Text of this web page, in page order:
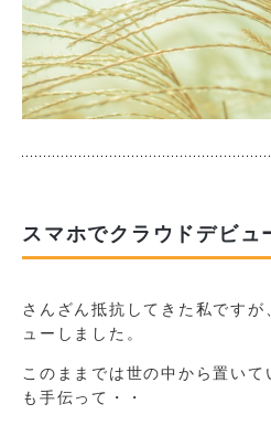
スマホでクラウドデビュ
さんざん抵抗してきた私です
ューしました。
このままでは世の中から置い
も手伝って・・